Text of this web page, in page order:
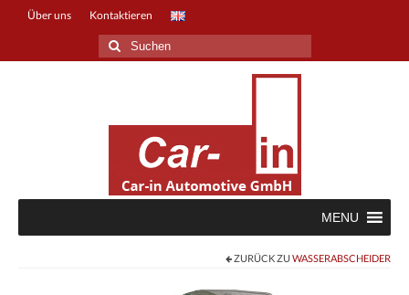
Über uns Kontaktieren
Suche
nach:
MENU
ZURÜCK ZUWASSERABSCHEIDER